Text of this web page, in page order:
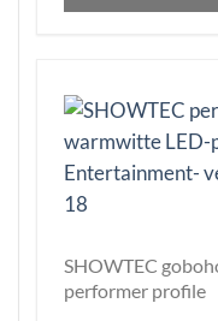
SHOWTEC
performer profile